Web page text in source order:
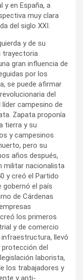
y en España, a
muy clara
del siglo XXI.
y de su
trayectoria
gran influencia de
por los
se puede afirmar
del
campesino de
Zapata proponía
tierra y su
y campesinos
pero su
años después,
militar nacionalista
y creó el Partido
gobernó el país
de Cárdenas
los primeros
y de comercio
llevó
del
laborista,
los trabajadores y
y anti-